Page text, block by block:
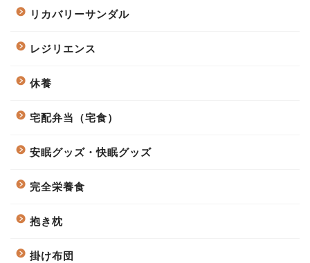
リカバリーサンダル
レジリエンス
休養
宅配弁当（宅食）
安眠グッズ・快眠グッズ
完全栄養食
抱き枕
掛け布団